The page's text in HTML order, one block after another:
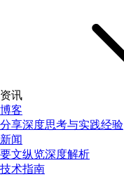
资讯
博客
分享深度思考与实践经验
新闻
要文纵览深度解析
技术指南